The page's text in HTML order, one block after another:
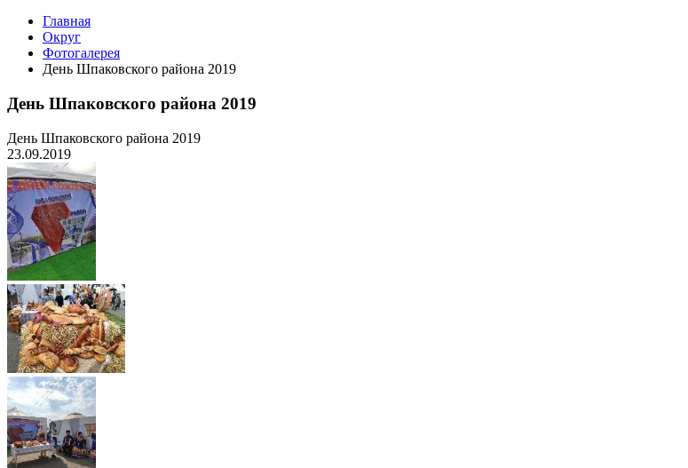
Главная
Округ
Фотогалерея
День Шпаковского района 2019
День Шпаковского района 2019
День Шпаковского района 2019
23.09.2019